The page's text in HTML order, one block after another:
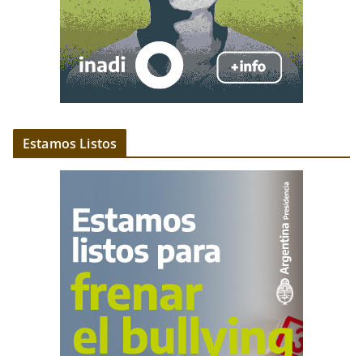
Estamos Listos